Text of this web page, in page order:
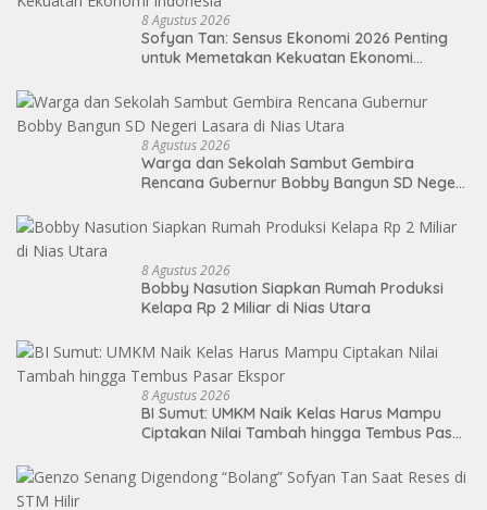
8 Agustus 2026
Sofyan Tan: Sensus Ekonomi 2026 Penting
untuk Memetakan Kekuatan Ekonomi
8 Agustus 2026
Warga dan Sekolah Sambut Gembira
Rencana Gubernur Bobby Bangun SD Negeri
8 Agustus 2026
Bobby Nasution Siapkan Rumah Produksi
Kelapa Rp 2 Miliar di Nias Utara
8 Agustus 2026
BI Sumut: UMKM Naik Kelas Harus Mampu
Ciptakan Nilai Tambah hingga Tembus Pasar